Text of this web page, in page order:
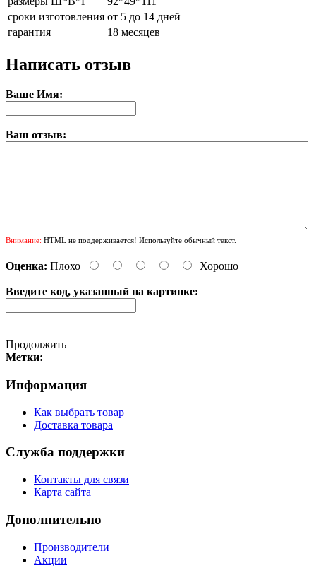
сроки изготовления от 5 до 14 дней
гарантия
18 месяцев
Написать отзыв
Ваше Имя:
Ваш отзыв:
Внимание: HTML не поддерживается! Используйте обычный текст.
Оценка: Плохо Хорошо
Введите код, указанный на картинке:
Продолжить
Метки:
Информация
Как выбрать товар
Доставка товара
Служба поддержки
Контакты для связи
Карта сайта
Дополнительно
Производители
Акции